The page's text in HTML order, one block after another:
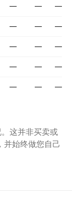
— — —
— — —
— — —
— — —
— — —
这并非买卖或
，并始终做您自己